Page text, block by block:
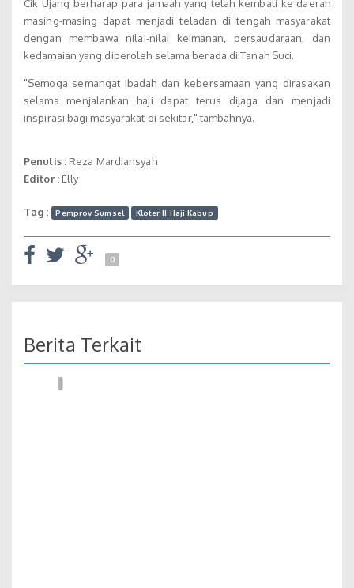
Cik Ujang berharap para jamaah yang telah kembali ke daerah
masing-masing dapat menjadi teladan di tengah masyarakat
dengan membawa nilai-nilai keimanan, persaudaraan, dan
kedamaian yang diperoleh selama berada di Tanah Suci.
"Semoga semangat ibadah dan kebersamaan yang dirasakan
selama menjalankan haji dapat terus dijaga dan menjadi
inspirasi bagi masyarakat di sekitar," tambahnya.
Penulis :Reza Mardiansyah
Editor :Elly
Tag : Pemprov Sumsel Kloter II Haji Kabup
0
Berita Terkait